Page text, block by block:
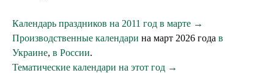
Календарь праздников на 2011 год в марте →
Производственные календари на март 2026 года в
Украине, в России.
Тематические календари на этот год →